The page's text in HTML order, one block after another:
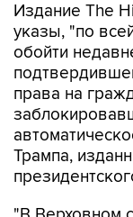
Издание The
указы, "по
обойти
права на
Трампа,